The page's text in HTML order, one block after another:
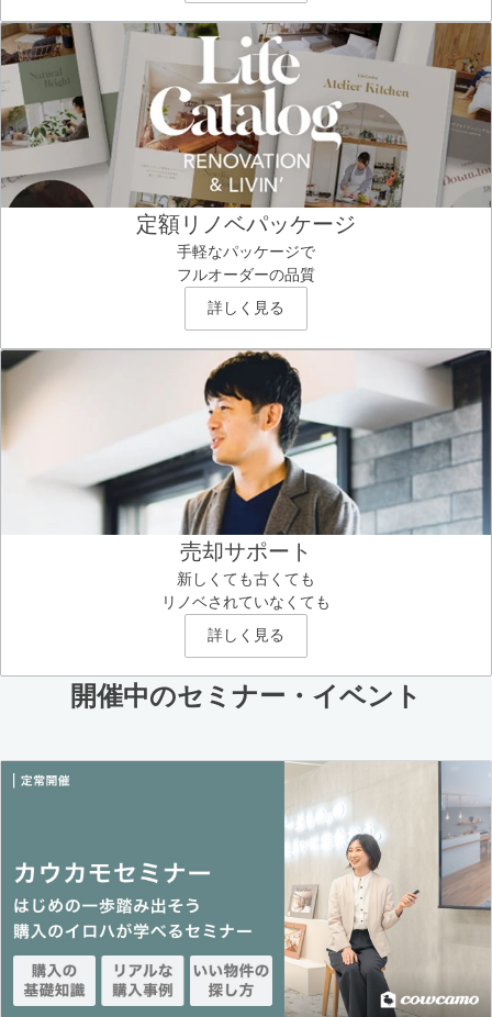
定額リノベパッケージ
手軽なパッケージで
フルオーダーの品質
詳しく見る
売却サポート
新しくても古くても
リノベされていなくても
詳しく見る
開催中のセミナー・イベント